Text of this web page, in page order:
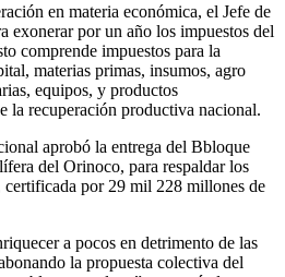
en materia económica, el Jefe de
exonerar por un año los impuestos del
comprende impuestos para la
materias primas, insumos, agro
equipos, y productos
la recuperación productiva nacional.
aprobó la entrega del Bbloque
del Orinoco, para respaldar los
por 29 mil 228 millones de
a pocos en detrimento de las
la propuesta colectiva del